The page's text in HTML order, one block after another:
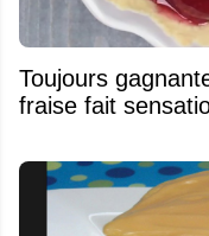
Toujours
fraise fait